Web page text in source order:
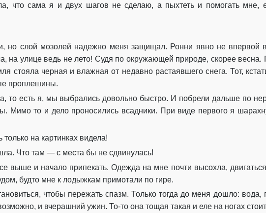
что сама я и двух шагов не сделаю, а пыхтеть и помогать мне,
но слой мозолей надежно меня защищал. Ронни явно не впервой
на улице ведь не лето! Судя по окружающей природе, скорее
стояла черная и влажная от недавно растаявшего снега. Тот,
проплешины.
то есть я, мы выбрались довольно быстро. И побрели дальше по
Мимо то и дело проносились всадники. При виде первого я
на картинках видела!
Что там — с места бы не сдвинулась!
выше и начало припекать. Одежда на мне почти высохла, двигаться
будто мне к лодыжкам примотали по гире.
чтобы пережать спазм. Только тогда до меня дошло: вода,
и вчерашний ужин. То-то она тощая такая и еле на ногах